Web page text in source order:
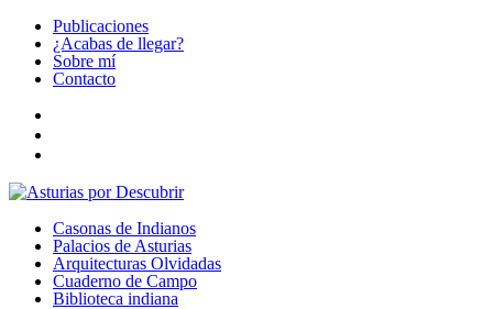
Publicaciones
¿Acabas de llegar?
Sobre mí
Contacto
Casonas de Indianos
Palacios de Asturias
Arquitecturas Olvidadas
Cuaderno de Campo
Biblioteca indiana